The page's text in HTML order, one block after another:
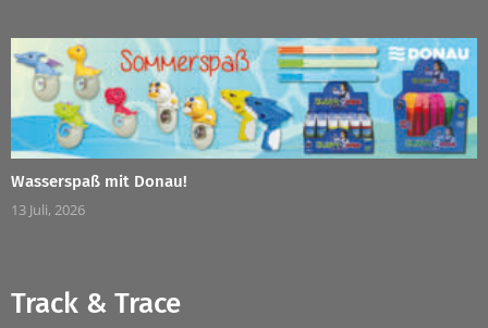
Wasserspaß mit Donau!
13 Juli, 2026
Track & Trace